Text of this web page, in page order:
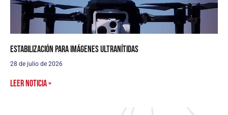
Estabilización para imágenes ultranítidas
28 de julio de 2026
Leer noticia »